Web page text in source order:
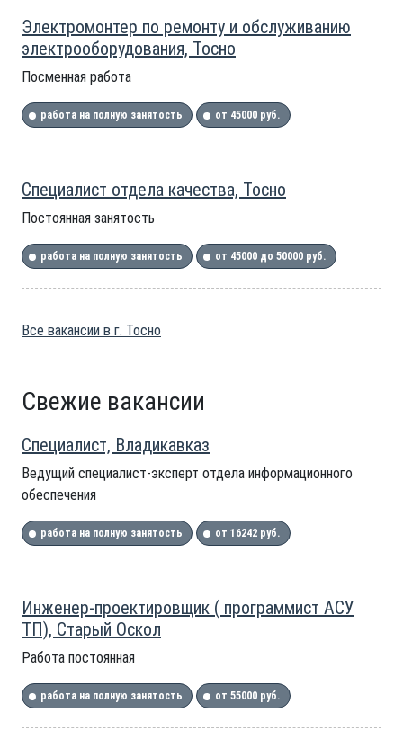
Электромонтер по ремонту и обслуживанию
электрооборудования, Тосно
Посменная работа
работа на полную занятость от 45000 руб.
Специалист отдела качества, Тосно
Постоянная занятость
работа на полную занятость от 45000 до 50000 руб.
Все вакансии в г. Тосно
Свежие вакансии
Специалист, Владикавказ
Ведущий специалист-эксперт отдела информационного
обеспечения
работа на полную занятость от 16242 руб.
Инженер-проектировщик ( программист АСУ
ТП), Старый Оскол
Работа постоянная
работа на полную занятость от 55000 руб.